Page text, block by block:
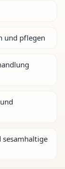
und pflegen
sesamhaltige